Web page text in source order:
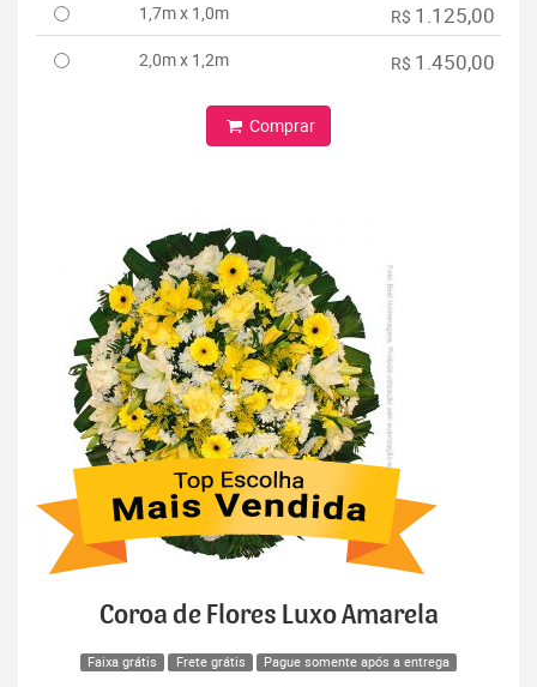
1,7m x 1,0m R$ 1.125,00
2,0m x 1,2m R$ 1.450,00
Comprar
Coroa de Flores Luxo Amarela
Faixa grátis Frete grátis Pague somente após a entrega